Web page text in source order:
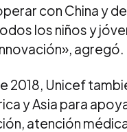
con China y
los niños y
agregó.
2018, Unicef
y Asia para
atención